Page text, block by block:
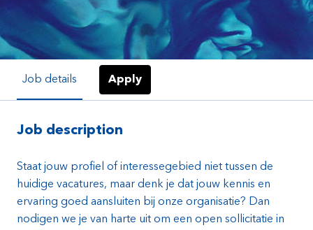
Job details Apply
Job description
Staat jouw profiel of interessegebied niet tussen de
huidige vacatures, maar denk je dat jouw kennis en
ervaring goed aansluiten bij onze organisatie? Dan
nodigen we je van harte uit om een open sollicitatie in